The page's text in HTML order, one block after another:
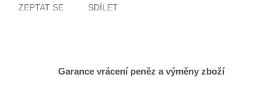
ZEPTAT SE SDÍLET
Garance vrácení peněz a výměny zboží